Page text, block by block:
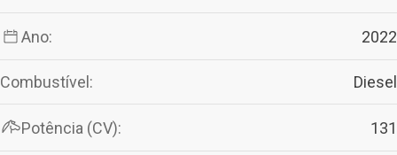
Ano: 2022
Combustível: Diesel
Potência (CV): 131